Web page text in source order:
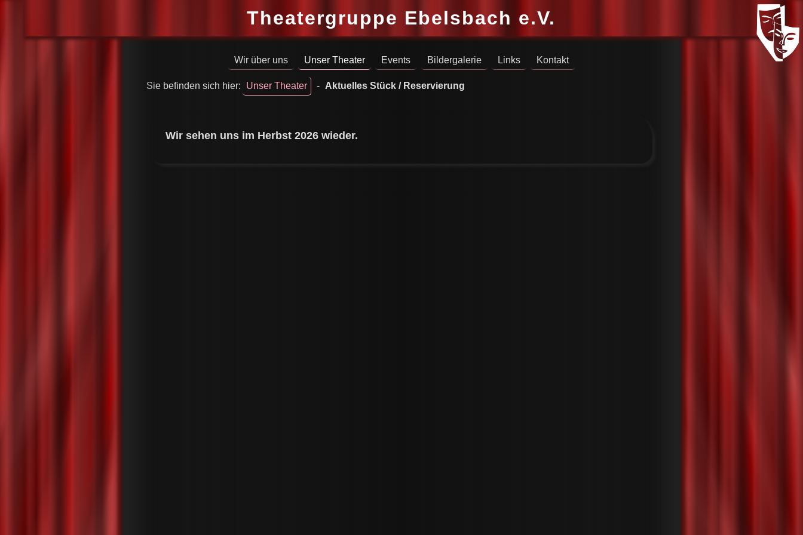
Theatergruppe Ebelsbach e.V.
Wir über uns Unser Theater Events Bildergalerie Links Kontakt
Sie befinden sich hier: Unser Theater - Aktuelles Stück / Reservierung
Wir sehen uns im Herbst 2026 wieder.